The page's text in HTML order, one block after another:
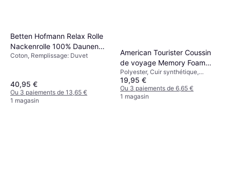
Betten Hofmann Relax Rolle
Nackenrolle 100% Daunen
Oreiller cervical (40x)
Coton, Remplissage: Duvet
40,95 €
Ou 3 paiements de 13,65 €
1 magasin
American Tourister Coussin
de voyage Memory Foam
Oreiller cervical Bleu
Polyester, Cuir synthétique,
Microfibre
19,95 €
Ou 3 paiements de 6,65 €
1 magasin